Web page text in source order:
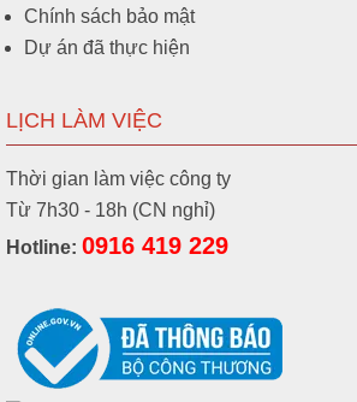
Chính sách bảo mật
Dự án đã thực hiện
LỊCH LÀM VIỆC
Thời gian làm việc công ty
Từ 7h30 - 18h (CN nghỉ)
Hotline: 0916 419 229